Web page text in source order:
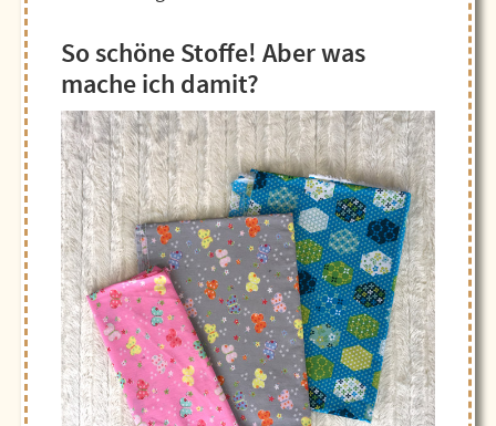
So schöne Stoffe! Aber was
mache ich damit?